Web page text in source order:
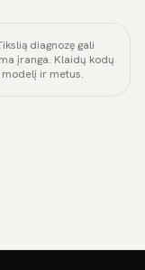
diagnozę gali
įranga. Klaidų kodų
ir metus.